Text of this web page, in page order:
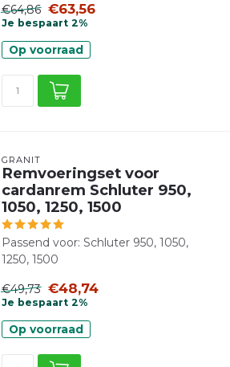
€64,86 €63,56
Je bespaart 2%
Op voorraad
GRANIT
Remvoeringset voor
cardanrem Schluter 950,
1050, 1250, 1500
Passend voor: Schluter 950, 1050,
1250, 1500
€49,73 €48,74
Je bespaart 2%
Op voorraad